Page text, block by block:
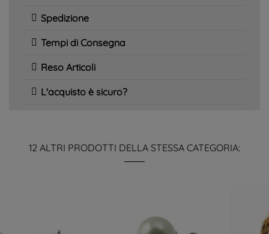
Spedizione
Tempi di Consegna
Reso Articoli
L'acquisto è sicuro?
12 ALTRI PRODOTTI DELLA STESSA CATEGORIA: